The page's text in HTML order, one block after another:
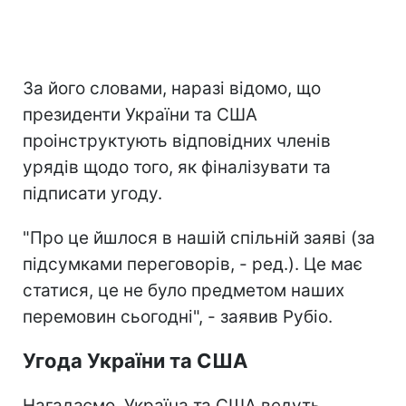
За його словами, наразі відомо, що
президенти України та США
проінструктують відповідних членів
урядів щодо того, як фіналізувати та
підписати угоду.
"Про це йшлося в нашій спільній заяві (за
підсумками переговорів, - ред.). Це має
статися, це не було предметом наших
перемовин сьогодні", - заявив Рубіо.
Угода України та США